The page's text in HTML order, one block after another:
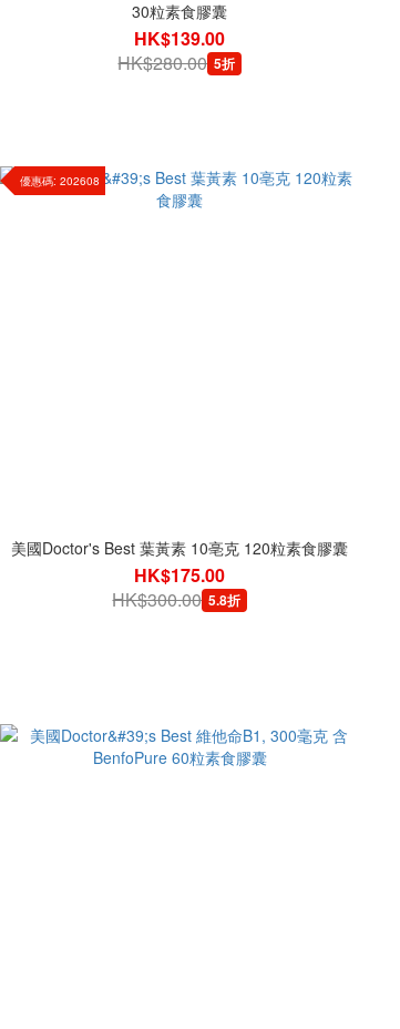
30粒素食膠囊
HK$139.00
HK$280.00 5折
優惠碼: 202608
美國Doctor's Best 葉黃素 10亳克 120粒素食膠囊
HK$175.00
HK$300.00 5.8折